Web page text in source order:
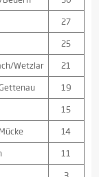
27
25
Wetzlar
21
19
15
14
11